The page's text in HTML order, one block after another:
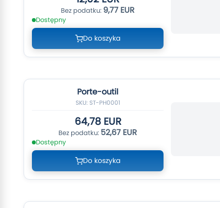
9,77 EUR
Dostępny
Do koszyka
Porte-outil
SKU: ST-PH0001
64,78 EUR
52,67 EUR
Dostępny
Do koszyka